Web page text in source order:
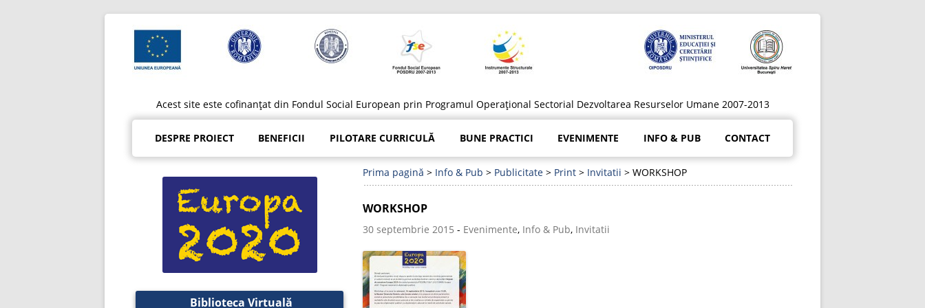
Acest site este cofinanțat din Fondul Social European prin Programul Operațional Sectorial Dezvoltarea Resurselor Umane 2007-2013
Sari
la
conținut
DESPRE PROIECT BENEFICII PILOTARE CURRICULĂ BUNE PRACTICI EVENIMENTE INFO & PUB CONTACT
Prima pagină > Info & Pub > Publicitate > Print > Invitatii >WORKSHOP
WORKSHOP
30 septembrie 2015 - Evenimente, Info & Pub, Invitatii
Biblioteca Virtuală